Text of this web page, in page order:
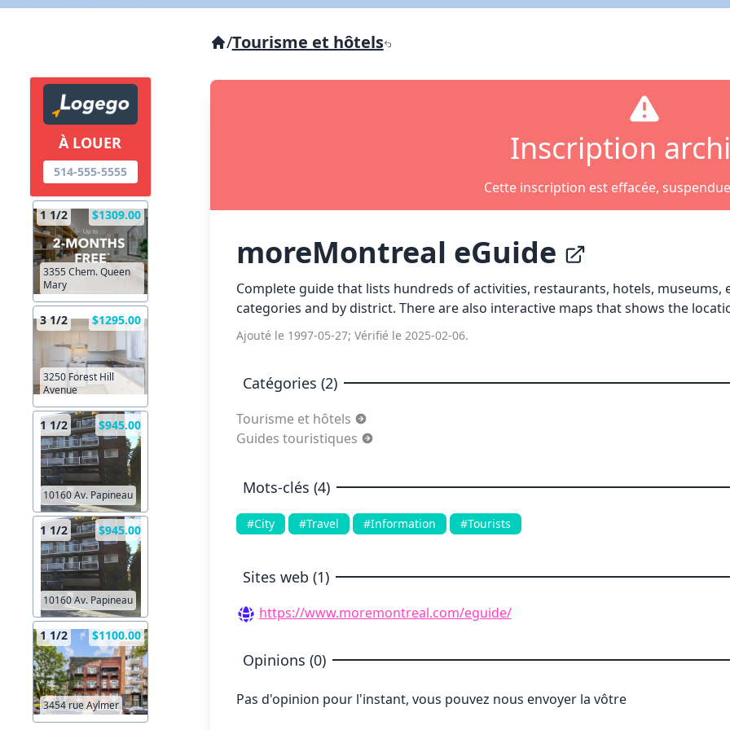
À LOUER
514-555-5555
1 1/2 $1309.00
3355 Chem. Queen
Mary
3 1/2 $1295.00
3250 Forest Hill
Avenue
1 1/2 $945.00
10160 Av. Papineau
1 1/2 $945.00
10160 Av. Papineau
1 1/2 $1100.00
3454 rue Aylmer
/Tourisme et hôtels
Inscription
Cette inscription est effacée,
moreMontreal eGuide
Complete guide that lists hundreds of activities, restaurants, hotels, museums,
categories and by district. There are also interactive maps that shows the
Ajouté le 1997-05-27; Vérifié le 2025-02-06.
Catégories (2)
Tourisme et hôtels
Guides touristiques
Mots-clés (4)
#City #Travel #Information #Tourists
Sites web (1)
https://www.moremontreal.com/eguide/
Opinions (0)
Pas d'opinion pour l'instant, vous pouvez nous envoyer la vôtre